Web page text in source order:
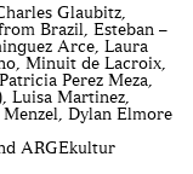
Glaubitz,
Brazil, Esteban –
Arce, Laura
Minuit de Lacroix,
Perez Meza,
Luisa Martinez,
Dylan Elmore
ARGEkultur